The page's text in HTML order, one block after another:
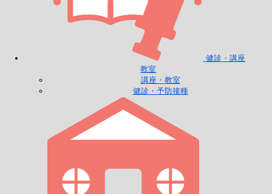
健診・講座
教室
講座・教室
健診・予防接種